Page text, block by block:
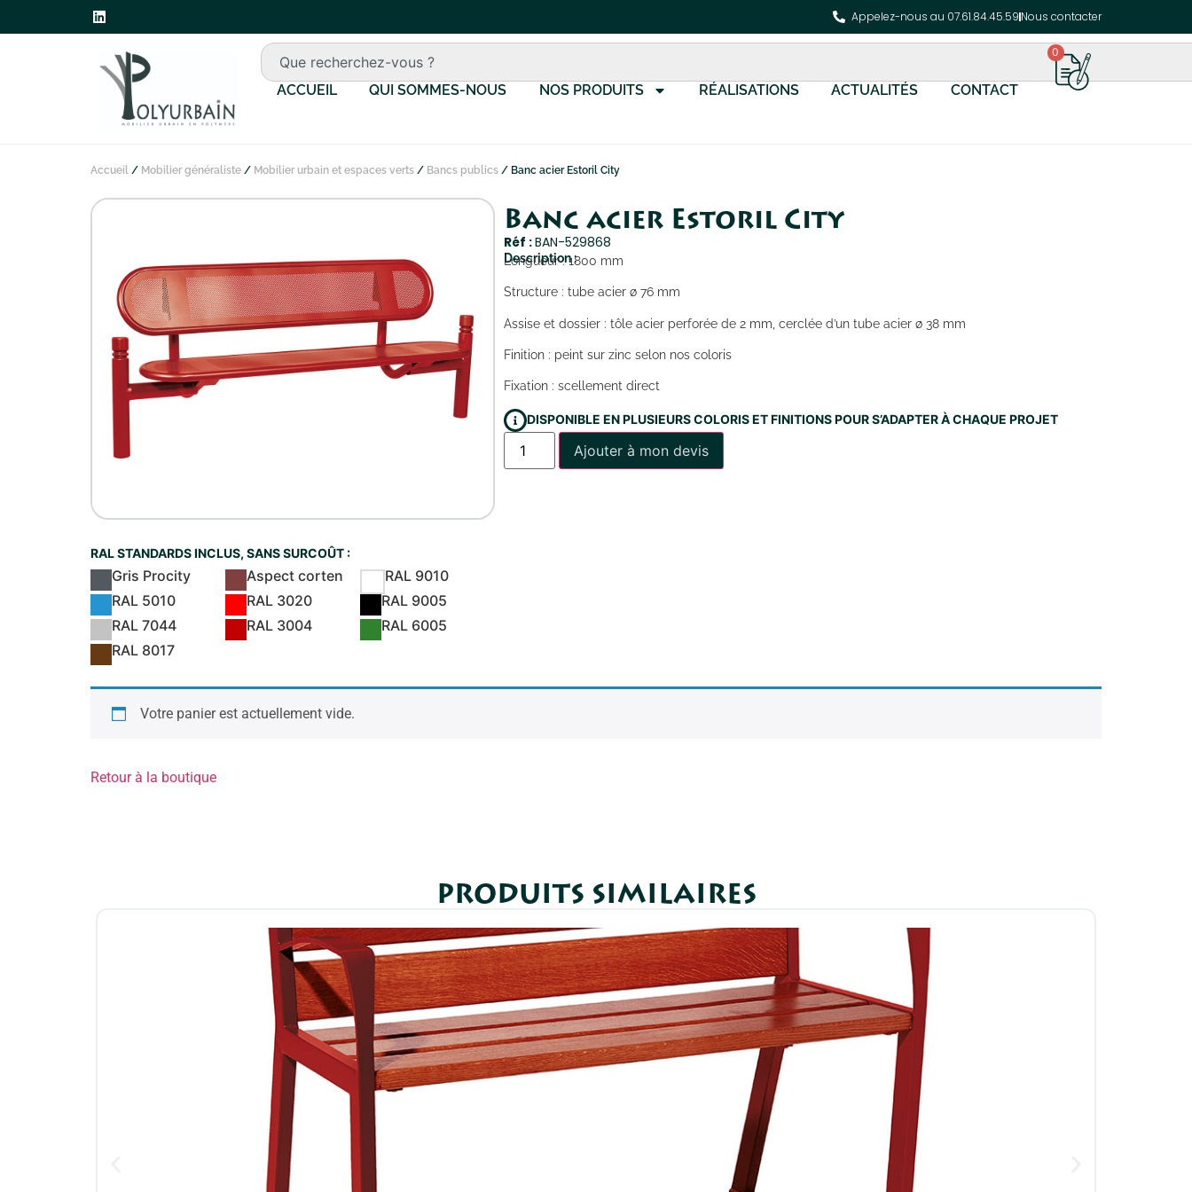
Appelez-nous au 07.61.84.45.59 Nous contacter
ACCUEIL QUI SOMMES-NOUS NOS PRODUITS RÉALISATIONS ACTUALITÉS CONTACT
0
Accueil / Mobilier généraliste / Mobilier urbain et espaces verts / Bancs publics / Banc acier Estoril City
RAL STANDARDS INCLUS, SANS SURCOÛT :
Gris Procity Aspect corten
RAL 9010
RAL 5010
RAL 3020
RAL 9005
RAL 7044
RAL 3004
RAL 6005
RAL 8017
Banc acier Estoril City
Réf :BAN-529868
Description :
Longueur : 1800 mm
Structure : tube acier ø 76 mm
Assise et dossier : tôle acier perforée de 2 mm, cerclée d’un tube acier ø 38 mm
Finition : peint sur zinc selon nos coloris
Fixation : scellement direct
DISPONIBLE EN PLUSIEURS COLORIS ET FINITIONS POUR S’ADAPTER À CHAQUE PROJET
Ajouter à mon devis
Votre panier est actuellement vide.
Retour à la boutique
PRODUITS SIMILAIRES